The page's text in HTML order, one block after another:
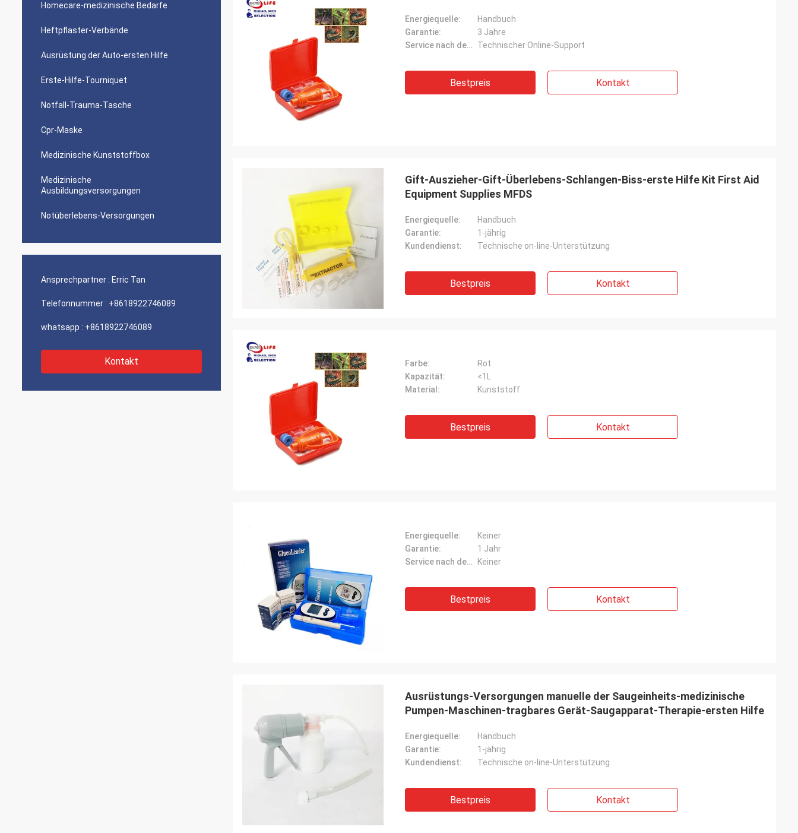
Homecare-medizinische Bedarfe
Heftpflaster-Verbände
Ausrüstung der Auto-ersten Hilfe
Erste-Hilfe-Tourniquet
Notfall-Trauma-Tasche
Cpr-Maske
Medizinische Kunststoffbox
Medizinische
Ausbildungsversorgungen
Notüberlebens-Versorgungen
Ansprechpartner : Erric Tan
Telefonnummer : +8618922746089
whatsapp : +8618922746089
Kontakt
Energiequelle:
Handbuch
Garantie:
3 Jahre
Service nach dem Verkauf:
Technischer Online-Support
Bestpreis Kontakt
Gift-Auszieher-Gift-Überlebens-Schlangen-Biss-erste Hilfe Kit First Aid
Equipment Supplies MFDS
Energiequelle:
Handbuch
Garantie:
1-jährig
Kundendienst:
Technische on-line-Unterstützung
Bestpreis Kontakt
Farbe:
Rot
Kapazität:
<1L
Material:
Kunststoff
Bestpreis Kontakt
Energiequelle:
Keiner
Garantie:
1 Jahr
Service nach dem Verkauf:
Keiner
Bestpreis Kontakt
Ausrüstungs-Versorgungen manuelle der Saugeinheits-medizinische
Pumpen-Maschinen-tragbares Gerät-Saugapparat-Therapie-ersten Hilfe
Energiequelle:
Handbuch
Garantie:
1-jährig
Kundendienst:
Technische on-line-Unterstützung
Bestpreis Kontakt